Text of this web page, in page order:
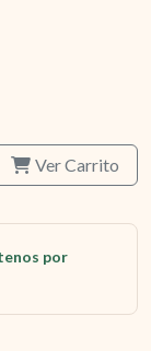
Ver Carrito
por